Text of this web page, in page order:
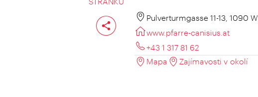
Rozdělit
stranu
Pulverturmgasse 11-13, 1090
www.pfarre-canisius.at
+43 1 317 81 62
Mapa
Zajímavosti v okolí